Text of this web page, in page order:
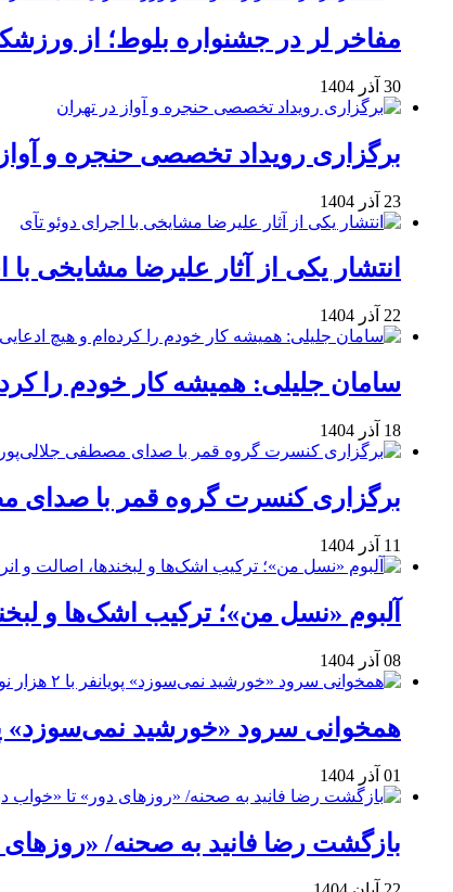
مفاخر لر در جشنواره بلوط؛ از
30 آذر 1404
برگزاری رویداد تخصصی حنجره و
23 آذر 1404
انتشار یکی از آثار علیرضا مشایخی با
22 آذر 1404
سامان جلیلی: همیشه کار خودم را
18 آذر 1404
برگزاری کنسرت گروه قمر با صدای
11 آذر 1404
آلبوم «نسل من»؛ ترکیب اشک‌ها و
08 آذر 1404
همخوانی سرود «خورشید نمی‌سوزد» پویانفر با ۲ هزار
01 آذر 1404
بازگشت رضا فانید به صحنه/